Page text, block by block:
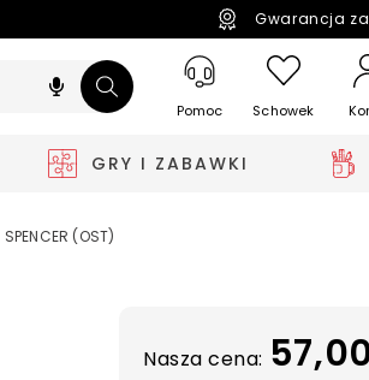
Gwarancja
Pomoc Schowek
GRY I ZABAWKI
SPENCER (OST)
Nasza cena: